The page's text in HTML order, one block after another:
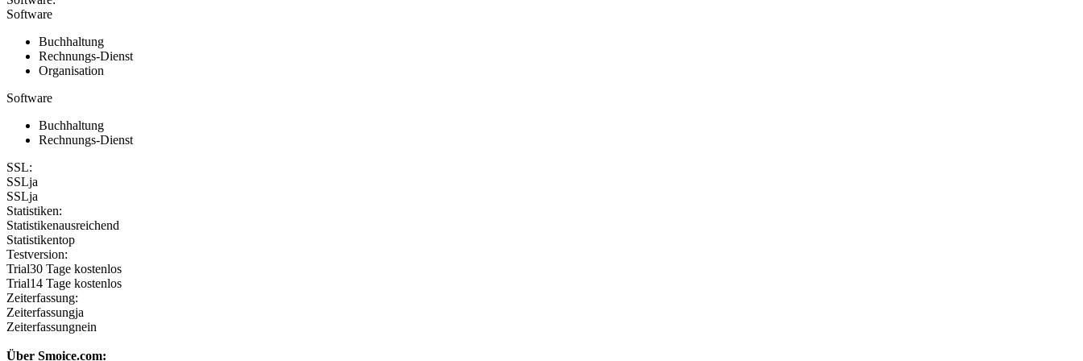
Software
Buchhaltung
Rechnungs-Dienst
Organisation
Software
Buchhaltung
Rechnungs-Dienst
SSL:
SSLja
SSLja
Statistiken:
Statistikenausreichend
Statistikentop
Testversion:
Trial30 Tage kostenlos
Trial14 Tage kostenlos
Zeiterfassung:
Zeiterfassungja
Zeiterfassungnein
Über Smoice.com: